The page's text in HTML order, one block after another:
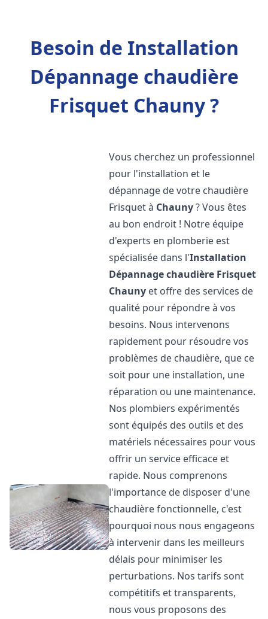
Besoin de Installation
Dépannage chaudière
Frisquet Chauny ?
Vous cherchez un professionnel
pour l'installation et le
dépannage de votre chaudière
Frisquet à Chauny? Vous êtes
au bon endroit ! Notre équipe
d'experts en plomberie est
spécialisée dans l'Installation
Dépannage chaudière Frisquet
Chauny et offre des services de
qualité pour répondre à vos
besoins. Nous intervenons
rapidement pour résoudre vos
problèmes de chaudière, que ce
soit pour une installation, une
réparation ou une maintenance.
Nos plombiers expérimentés
sont équipés des outils et des
matériels nécessaires pour vous
offrir un service efficace et
rapide. Nous comprenons
l'importance de disposer d'une
chaudière fonctionnelle, c'est
pourquoi nous nous engageons
à intervenir dans les meilleurs
délais pour minimiser les
perturbations. Nos tarifs sont
compétitifs et transparents,
nous vous proposons des